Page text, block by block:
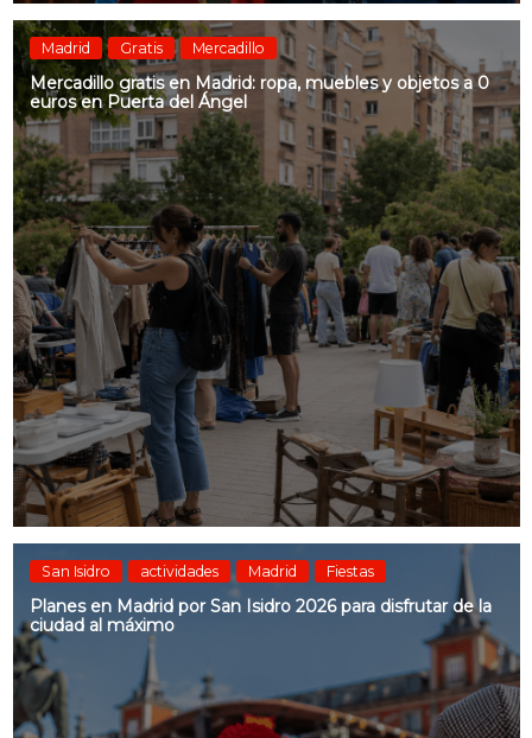
Madrid Gratis Mercadillo
Mercadillo gratis en Madrid: ropa, muebles y objetos a 0
euros en Puerta del Ángel
San Isidro actividades Madrid Fiestas
Planes en Madrid por San Isidro 2026 para disfrutar de la
ciudad al máximo